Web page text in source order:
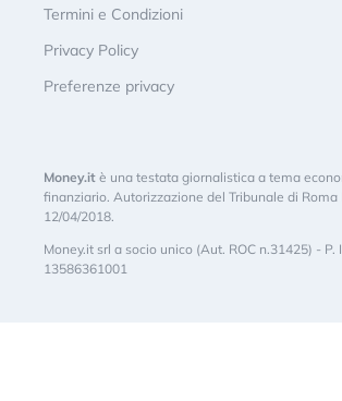
Termini e Condizioni
Privacy Policy
Preferenze privacy
Money.it è una testata giornalistica a tema
finanziario. Autorizzazione del Tribunale di Roma
12/04/2018.
Money.it srl a socio unico (Aut. ROC n.31425) - P.
13586361001